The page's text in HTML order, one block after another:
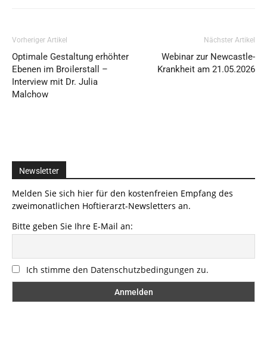
Vorheriger Artikel
Optimale Gestaltung erhöhter
Ebenen im Broilerstall –
Interview mit Dr. Julia
Malchow
Nächster Artikel
Webinar zur Newcastle-
Krankheit am 21.05.2026
Newsletter
Melden Sie sich hier für den kostenfreien Empfang des
zweimonatlichen Hoftierarzt-Newsletters an.
Bitte geben Sie Ihre E-Mail an:
Ich stimme den Datenschutzbedingungen zu.